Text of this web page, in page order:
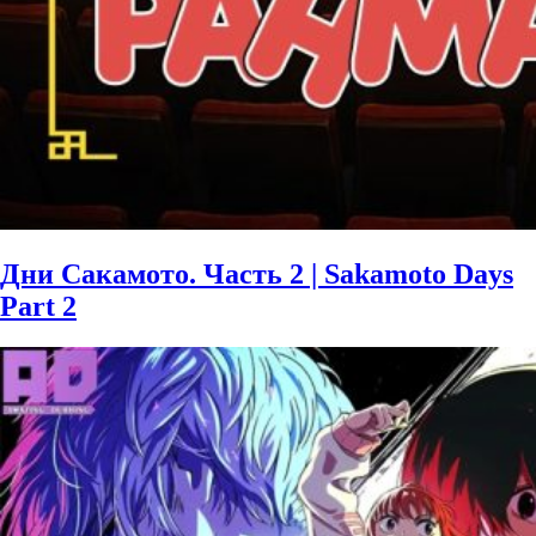
Дни Сакамото. Часть 2 | Sakamoto Days
Part 2